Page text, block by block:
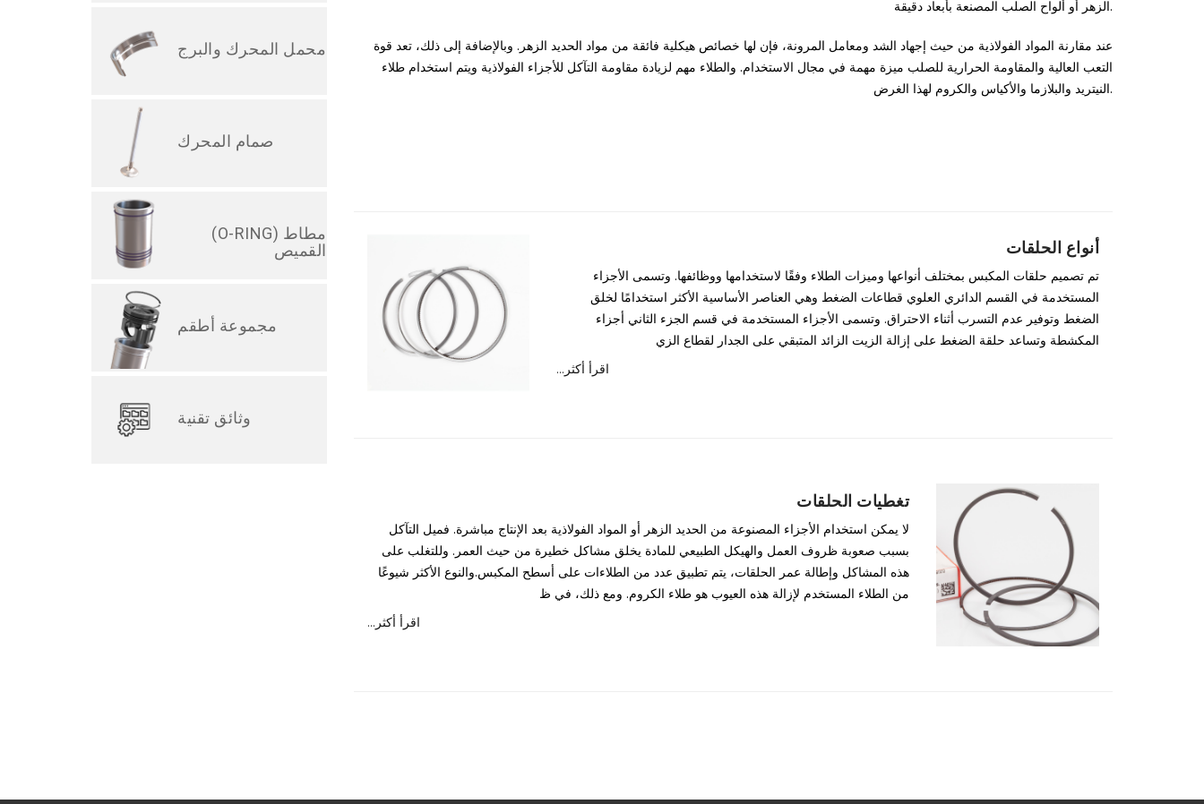
محمل المحرك والبرج
صمام المحرك
(O-RING) مطاط
القميص
مجموعة أطقم
وثائق تقنية
الزهر أو ألواح الصلب المصنعة بأبعاد دقيقة.
عند مقارنة المواد الفولاذية من حيث إجهاد الشد ومعامل المرونة، فإن لها خصائص هيكلية فائقة من مواد الحديد الزهر. وبالإضافة إلى ذلك، تعد قوة
التعب العالية والمقاومة الحرارية للصلب ميزة مهمة في مجال الاستخدام. والطلاء مهم لزيادة مقاومة التآكل للأجزاء الفولاذية ويتم استخدام طلاء
النيتريد والبلازما والأكياس والكروم لهذا الغرض.
أنواع الحلقات
تم تصميم حلقات المكبس بمختلف أنواعها وميزات الطلاء وفقًا لاستخدامها ووظائفها. وتسمى الأجزاء
المستخدمة في القسم الدائري العلوي قطاعات الضغط وهي العناصر الأساسية الأكثر استخدامًا لخلق
الضغط وتوفير عدم التسرب أثناء الاحتراق. وتسمى الأجزاء المستخدمة في قسم الجزء الثاني أجزاء
المكشطة وتساعد حلقة الضغط على إزالة الزيت الزائد المتبقي على الجدار لقطاع الزي
...اقرأ أكثر
تغطيات الحلقات
لا يمكن استخدام الأجزاء المصنوعة من الحديد الزهر أو المواد الفولاذية بعد الإنتاج مباشرة. فميل التآكل
بسبب صعوبة ظروف العمل والهيكل الطبيعي للمادة يخلق مشاكل خطيرة من حيث العمر. وللتغلب على
هذه المشاكل وإطالة عمر الحلقات، يتم تطبيق عدد من الطلاءات على أسطح المكبس.والنوع الأكثر شيوعًا
من الطلاء المستخدم لإزالة هذه العيوب هو طلاء الكروم. ومع ذلك، في ظ
...اقرأ أكثر